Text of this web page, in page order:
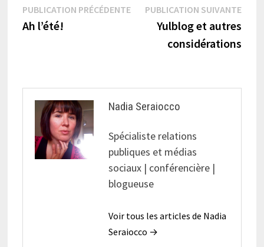
Navigation
de
PUBLICATION PRÉCÉDENTEPublication
précédente :
Ah l’été!
PUBLICATION SUIVANTE
Yulblog et autres
considérations
Nadia Seraiocco
Spécialiste relations
publiques et médias
sociaux | conférencière |
blogueuse
Voir tous les articles de Nadia
Seraiocco →